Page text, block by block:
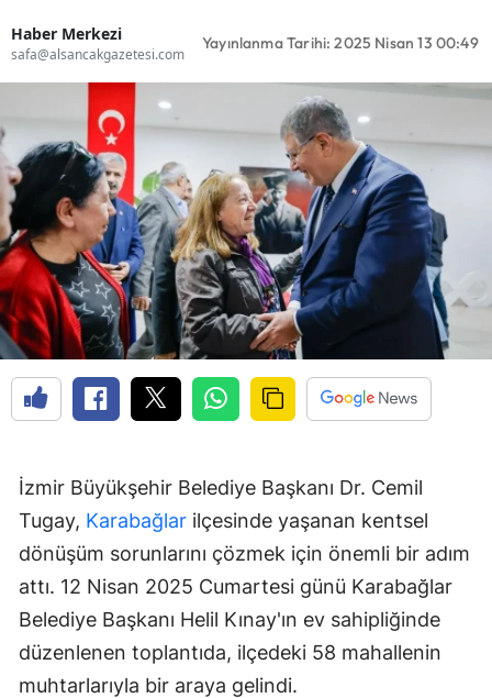
Haber Merkezi
safa@alsancakgazetesi.com
Yayınlanma Tarihi: 2025 Nisan 13 00:49
İzmir Büyükşehir Belediye Başkanı Dr. Cemil
Tugay, Karabağlar ilçesinde yaşanan kentsel
dönüşüm sorunlarını çözmek için önemli bir adım
attı. 12 Nisan 2025 Cumartesi günü Karabağlar
Belediye Başkanı Helil Kınay'ın ev sahipliğinde
düzenlenen toplantıda, ilçedeki 58 mahallenin
muhtarlarıyla bir araya gelindi.